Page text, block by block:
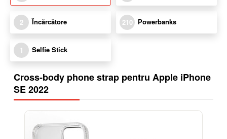
2 Încărcătore 210 Powerbanks
1 Selfie Stick
Cross-body phone strap pentru Apple iPhone
SE 2022